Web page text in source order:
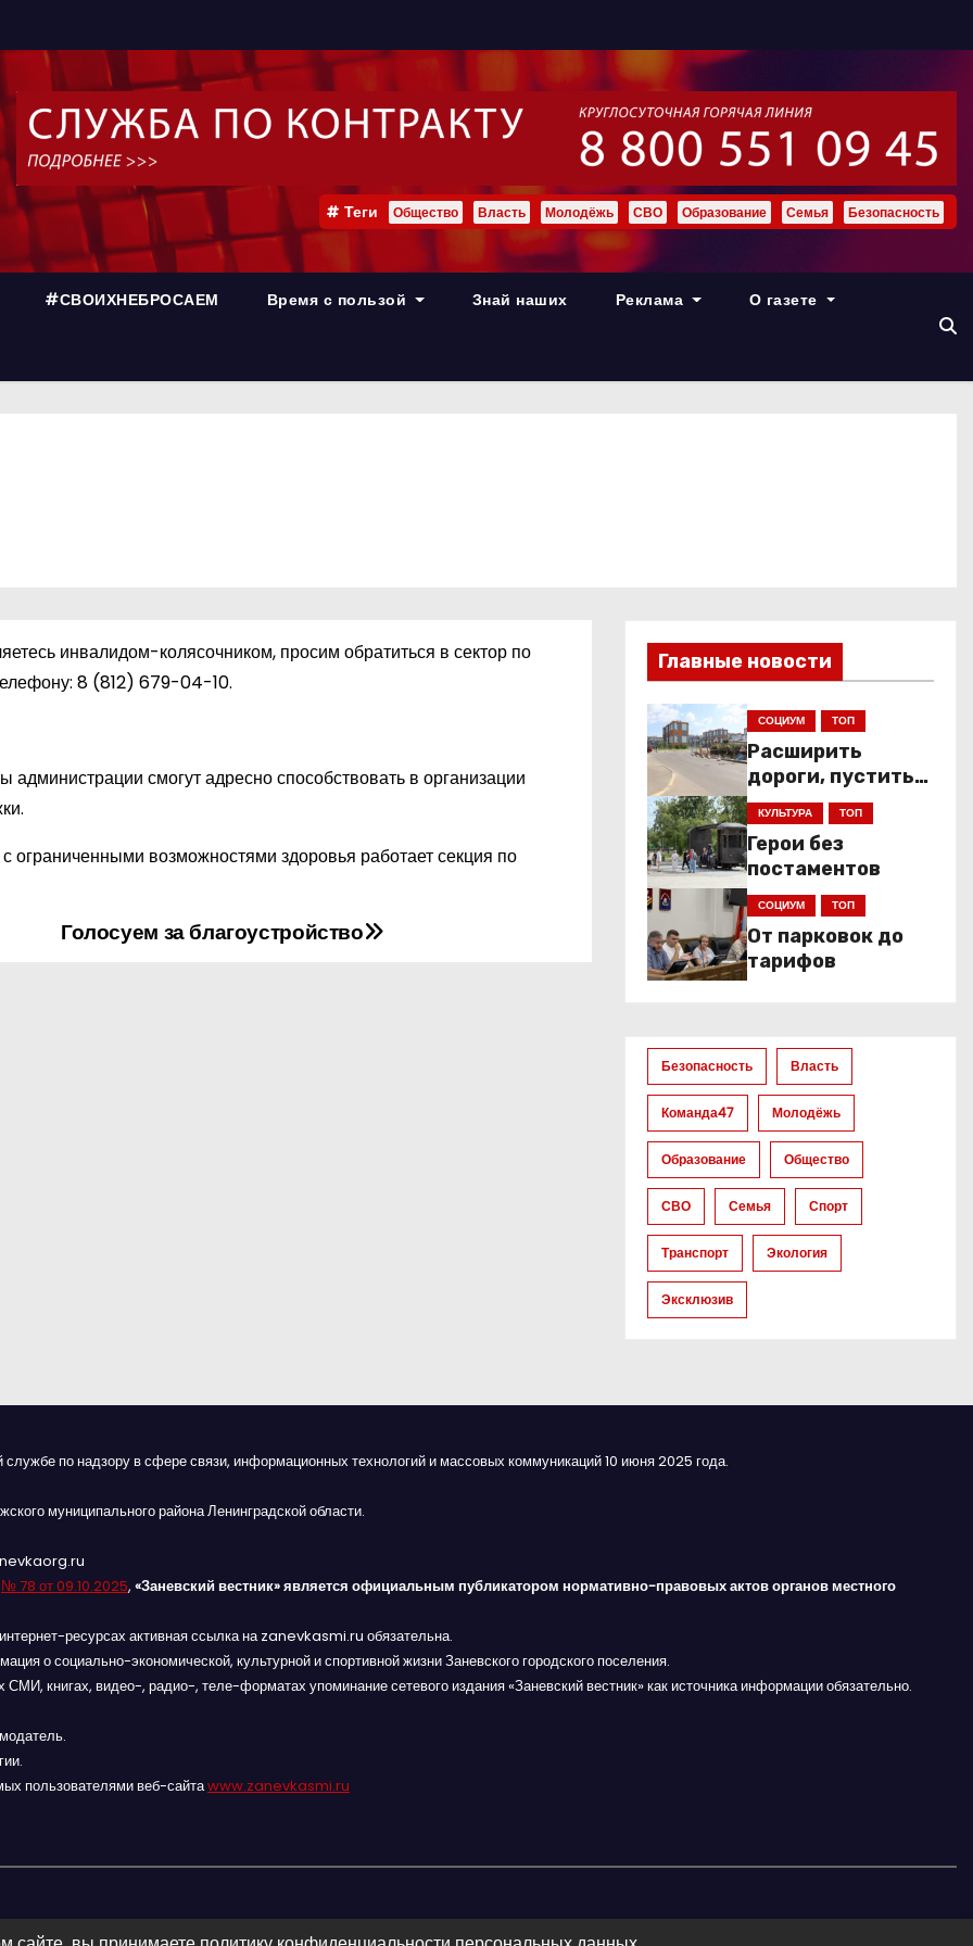
Теги Общество Власть Молодёжь СВО Образование Семья Безопасность
#СВОИХНЕБРОСАЕМ Время с пользой Знай наших Реклама О газете
инвалидом-колясочником, просим обратиться в сектор по
8 (812) 679-04-10.
смогут адресно способствовать в организации
возможностями здоровья работает секция по
Голосуем за благоустройство
Главные новости
СОЦИУМ ТОП
Расширить
дороги, пустить
низкопольники
КУЛЬТУРА ТОП
Герои без
постаментов
СОЦИУМ ТОП
От парковок до
тарифов
Безопасность Власть
Команда47 Молодёжь
Образование Общество
СВО Семья Спорт
Транспорт Экология
Эксклюзив
службе по надзору в сфере связи, информационных технологий и массовых коммуникаций 10 июня 2025 года.
муниципального района Ленинградской области.
№ 78 от 09.10.2025, «Заневский вестник» является официальным публикатором нормативно-правовых актов органов местного
ресурсах активная ссылка на zanevkasmi.ru обязательна.
о социально-экономической, культурной и спортивной жизни Заневского городского поселения.
книгах, видео-, радио-, теле-форматах упоминание сетевого издания «Заневский вестник» как источника информации обязательно.
пользователями веб-сайтаwww.zanevkasmi.ru